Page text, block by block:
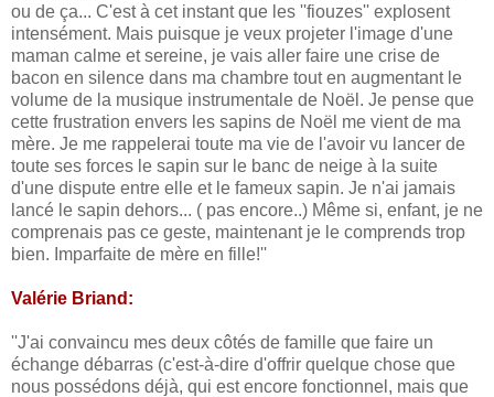
ou de ça... C'est à cet instant que les ''fiouzes'' explosent
intensément. Mais puisque je veux projeter l'image d'une
maman calme et sereine, je vais aller faire une crise de
bacon en silence dans ma chambre tout en augmentant le
volume de la musique instrumentale de Noël. Je pense que
cette frustration envers les sapins de Noël me vient de ma
mère. Je me rappelerai toute ma vie de l'avoir vu lancer de
toute ses forces le sapin sur le banc de neige à la suite
d'une dispute entre elle et le fameux sapin. Je n'ai jamais
lancé le sapin dehors... ( pas encore..) Même si, enfant, je ne
comprenais pas ce geste, maintenant je le comprends trop
bien. Imparfaite de mère en fille!''
Valérie Briand:
''J'ai convaincu mes deux côtés de famille que faire un
échange débarras (c'est-à-dire d'offrir quelque chose que
nous possédons déjà, qui est encore fonctionnel, mais que